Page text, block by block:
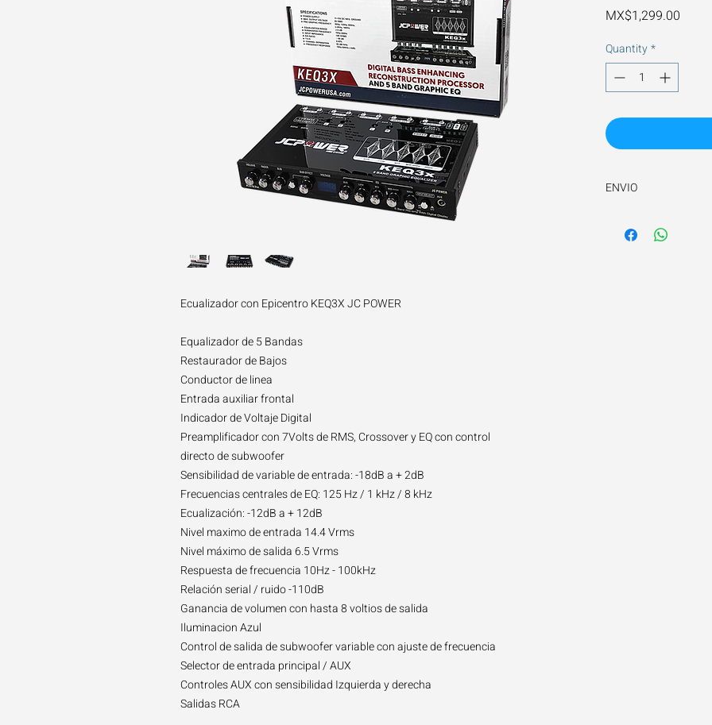
Ecualizador con Epicentro KEQ3X JC POWER
Equalizador de 5 Bandas
Restaurador de Bajos
Conductor de linea
Entrada auxiliar frontal
Indicador de Voltaje Digital
Preamplificador con 7Volts de RMS, Crossover y EQ con control
directo de subwoofer
Sensibilidad de variable de entrada: -18dB a + 2dB
Frecuencias centrales de EQ: 125 Hz / 1 kHz / 8 kHz
Ecualización: -12dB a + 12dB
Nivel maximo de entrada 14.4 Vrms
Nivel máximo de salida 6.5 Vrms
Respuesta de frecuencia 10Hz - 100kHz
Relación serial / ruido -110dB
Ganancia de volumen con hasta 8 voltios de salida
Iluminacion Azul
Control de salida de subwoofer variable con ajuste de frecuencia
Selector de entrada principal / AUX
Controles AUX con sensibilidad Izquierda y derecha
Salidas RCA
MX$1,299.00
Quantity*
ENVIO